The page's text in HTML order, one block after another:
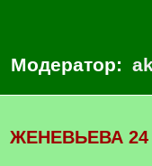
Модератор:
ЖЕНЕВЬЕВА 24